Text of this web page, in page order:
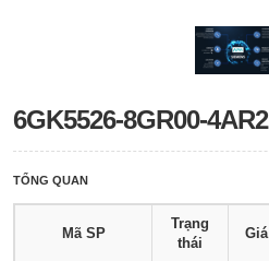
6GK5526-8GR00-4AR2
TỔNG QUAN
Mã SP
Trạng
thái
Giá